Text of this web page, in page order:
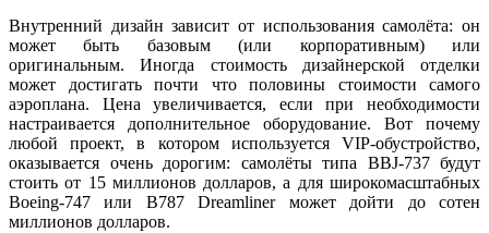
Внутренний дизайн зависит от использования самолёта: он
может быть базовым (или корпоративным) или
оригинальным. Иногда стоимость дизайнерской отделки
может достигать почти что половины стоимости самого
аэроплана. Цена увеличивается, если при необходимости
настраивается дополнительное оборудование. Вот почему
любой проект, в котором используется VIP-обустройство,
оказывается очень дорогим: самолёты типа BBJ-737 будут
стоить от 15 миллионов долларов, а для широкомасштабных
Boeing-747 или B787 Dreamliner может дойти до сотен
миллионов долларов.